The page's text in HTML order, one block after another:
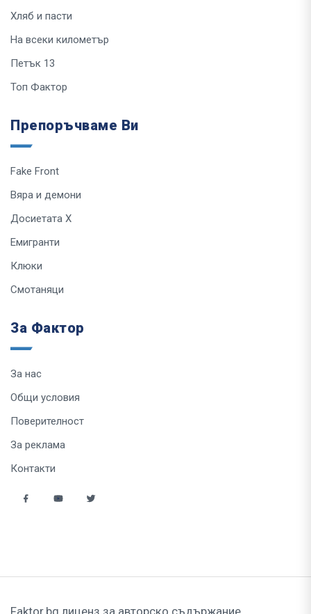
Хляб и пасти
На всеки километър
Петък 13
Топ Фактор
Препоръчваме Ви
Fake Front
Вяра и демони
Досиетата Х
Емигранти
Клюки
Смотаняци
За Фактор
За нас
Общи условия
Поверителност
За реклама
Контакти